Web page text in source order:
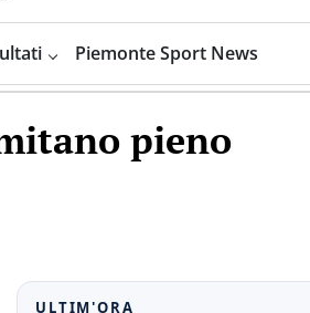
Piemonte Sport News
pieno
ULTIM'ORA